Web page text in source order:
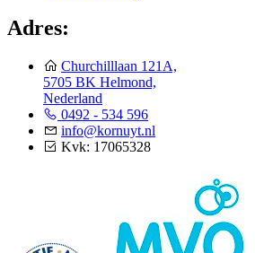
Adres:
Churchilllaan 121A,
5705 BK Helmond,
Nederland
0492 - 534 596
info@kornuyt.nl
Kvk: 17065328